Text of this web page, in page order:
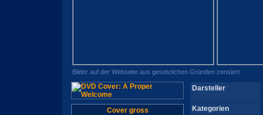
Bilder auf der Webseite aus gesetzlichen Gründen zensiert
Cover gross
Darsteller
Kategorien